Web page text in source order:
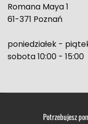
Romana Maya 1
61-371 Poznań
poniedziałek -
sobota 10:00 - 15:00
Potrzebujesz